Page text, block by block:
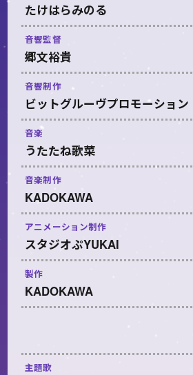
たけはらみのる
音響監督
郷文裕貴
音響制作
ビットグルーヴプロモーション
音楽
うたたね歌菜
音楽制作
KADOKAWA
アニメーション制作
スタジオぷYUKAI
製作
KADOKAWA
主題歌